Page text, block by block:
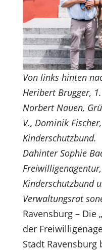
Von links hinten
Heribert Brugger,
Norbert Nauen,
V., Dominik
Kinderschutzbund.
Dahinter Sophie
Kinderschutzbund
Verwaltungsrat
Ravensburg – Die
der
Stadt